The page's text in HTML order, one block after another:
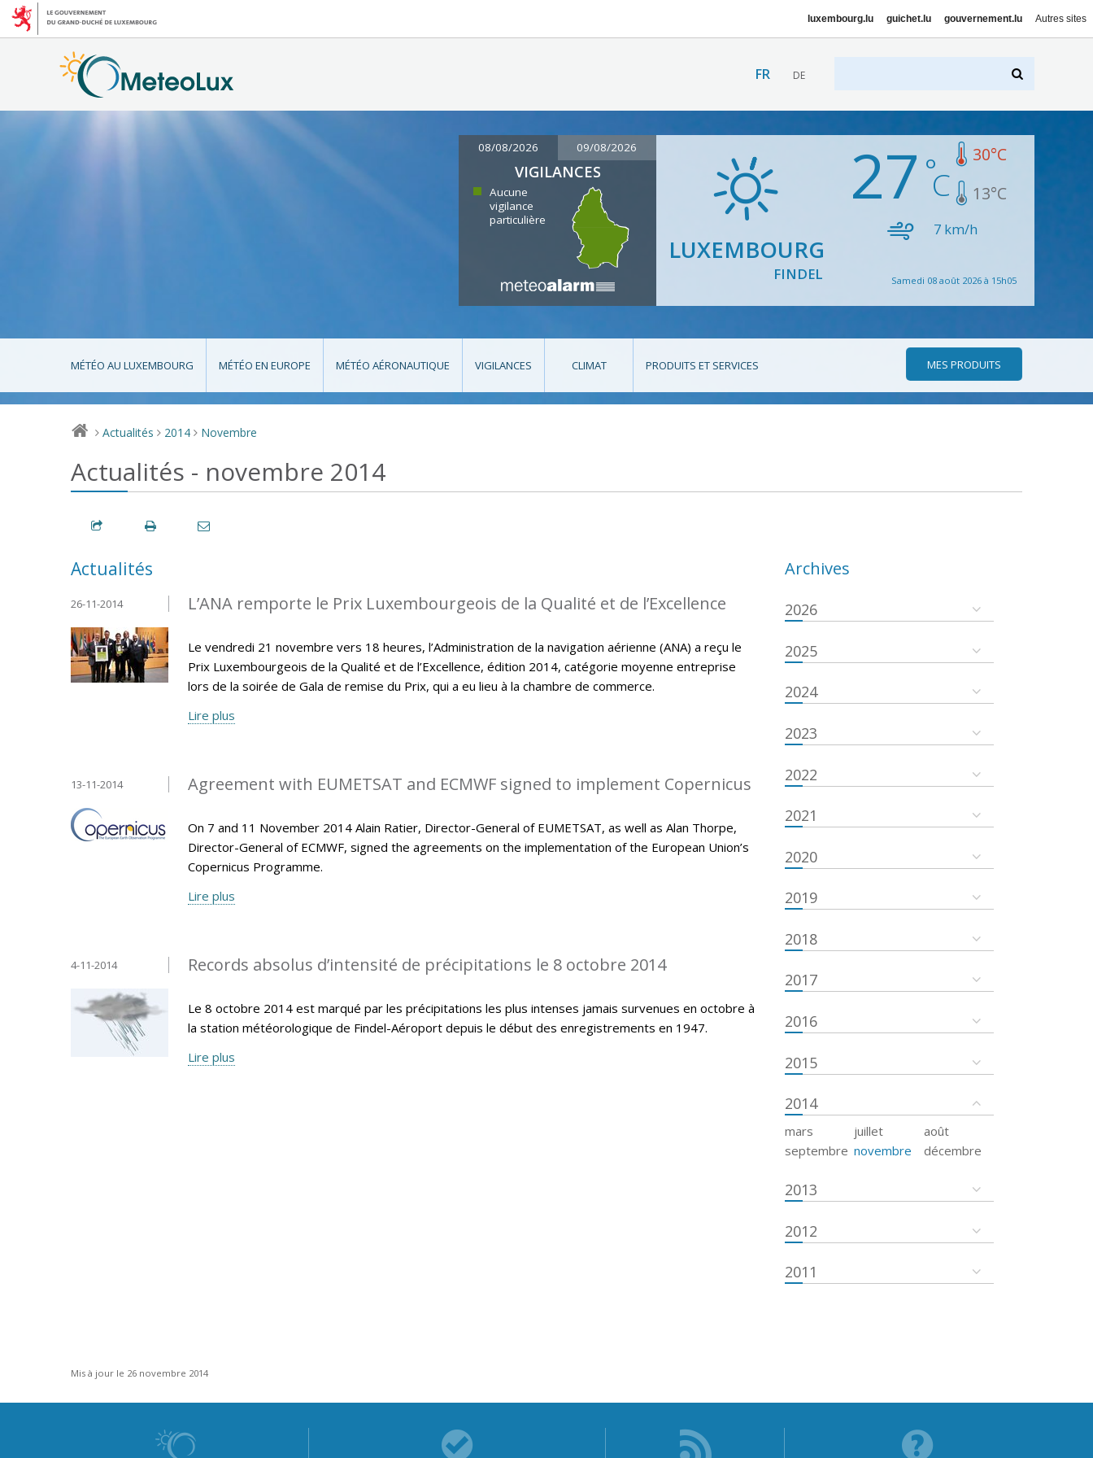
luxembourg.lu guichet.lu gouvernement.lu Autres sites
FR DE
08/08/2026 09/08/2026
VIGILANCES
Aucune
vigilance
particulière
LUXEMBOURG
FINDEL
27 30°C
13°C
7 km/h
Samedi 08 août 2026 à 15h05
MÉTÉO AU LUXEMBOURG MÉTÉO EN EUROPE MÉTÉO AÉRONAUTIQUE VIGILANCES CLIMAT PRODUITS ET SERVICES MES PRODUITS
> Actualités > 2014 > Novembre
Actualités - novembre 2014
Actualités
L’ANA remporte le Prix Luxembourgeois de la Qualité et de l’Excellence
26-11-2014
Le vendredi 21 novembre vers 18 heures, l’Administration de la navigation aérienne (ANA) a reçu le
Prix Luxembourgeois de la Qualité et de l’Excellence, édition 2014, catégorie moyenne entreprise
lors de la soirée de Gala de remise du Prix, qui a eu lieu à la chambre de commerce.
Lire plus
Agreement with EUMETSAT and ECMWF signed to implement Copernicus
13-11-2014
On 7 and 11 November 2014 Alain Ratier, Director-General of EUMETSAT, as well as Alan Thorpe,
Director-General of ECMWF, signed the agreements on the implementation of the European Union’s
Copernicus Programme.
Lire plus
Records absolus d’intensité de précipitations le 8 octobre 2014
4-11-2014
Le 8 octobre 2014 est marqué par les précipitations les plus intenses jamais survenues en octobre à
la station météorologique de Findel-Aéroport depuis le début des enregistrements en 1947.
Lire plus
Archives
2026
2025
2024
2023
2022
2021
2020
2019
2018
2017
2016
2015
2014
mars juillet
août
septembre novembre décembre
2013
2012
2011
Mis à jour le 26 novembre 2014